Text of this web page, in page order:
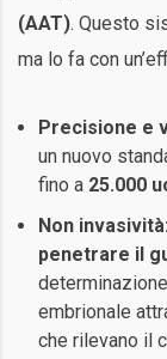
(AAT). Questo
ma lo fa con
Precisione e
un nuovo
fino a 25.000
Non invasività:
penetrare il
embrionale
che rilevano il